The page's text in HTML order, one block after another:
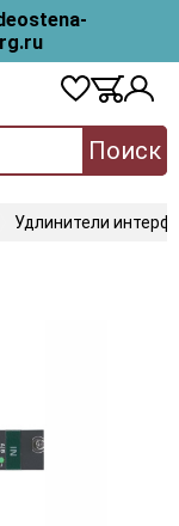
Поиск
Удлинители